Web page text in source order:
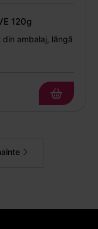
120g
ambalaj, lângă